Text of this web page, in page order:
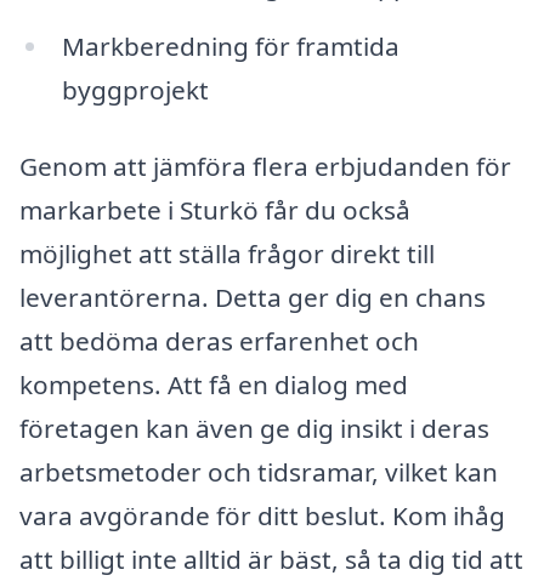
Markberedning för framtida
byggprojekt
Genom att jämföra flera erbjudanden för
markarbete i Sturkö får du också
möjlighet att ställa frågor direkt till
leverantörerna. Detta ger dig en chans
att bedöma deras erfarenhet och
kompetens. Att få en dialog med
företagen kan även ge dig insikt i deras
arbetsmetoder och tidsramar, vilket kan
vara avgörande för ditt beslut. Kom ihåg
att billigt inte alltid är bäst, så ta dig tid att